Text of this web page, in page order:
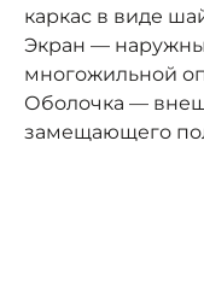
каркас в виде
Экран —
многожильной
Оболочка —
замещающего